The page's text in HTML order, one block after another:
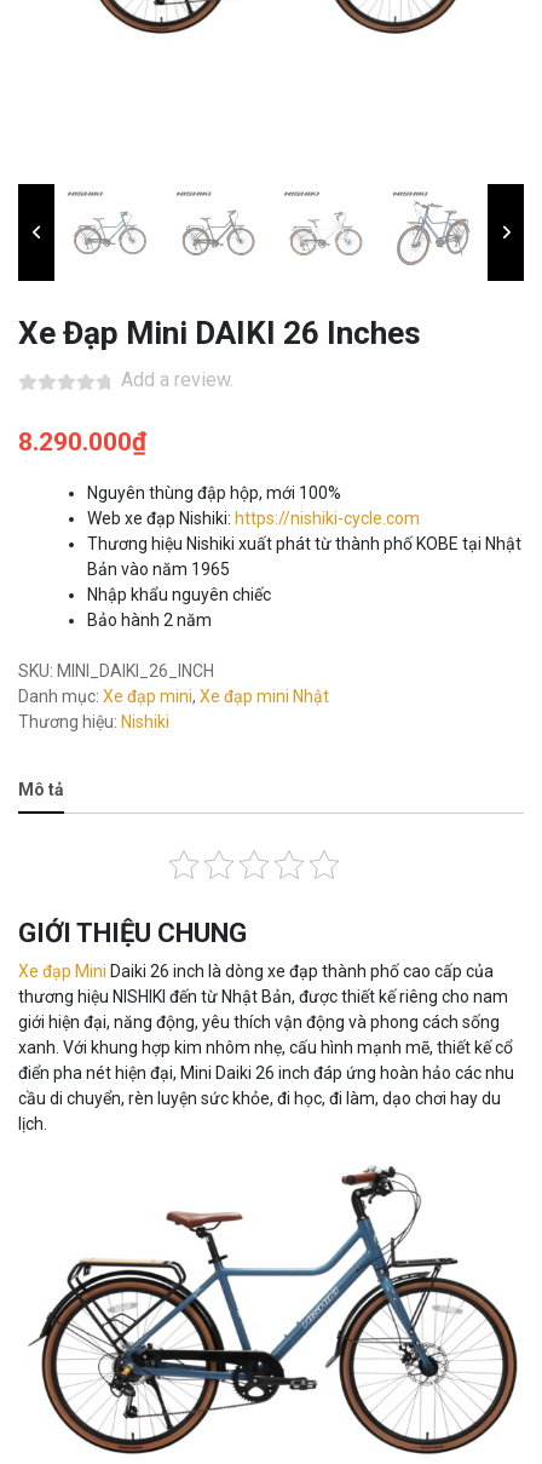
Xe Đạp Mini DAIKI 26 Inches
Add a review.
8.290.000₫
Nguyên thùng đập hộp, mới 100%
Web xe đạp Nishiki: https://nishiki-cycle.com
Thương hiệu Nishiki xuất phát từ thành phố KOBE tại Nhật
Bản vào năm 1965
Nhập khẩu nguyên chiếc
Bảo hành 2 năm
SKU: MINI_DAIKI_26_INCH
Danh mục: Xe đạp mini, Xe đạp mini Nhật
Thương hiệu: Nishiki
Mô tả
GIỚI THIỆU CHUNG
Xe đạp Mini Daiki 26 inch là dòng xe đạp thành phố cao cấp của
thương hiệu NISHIKI đến từ Nhật Bản, được thiết kế riêng cho nam
giới hiện đại, năng động, yêu thích vận động và phong cách sống
xanh. Với khung hợp kim nhôm nhẹ, cấu hình mạnh mẽ, thiết kế cổ
điển pha nét hiện đại, Mini Daiki 26 inch đáp ứng hoàn hảo các nhu
cầu di chuyển, rèn luyện sức khỏe, đi học, đi làm, dạo chơi hay du
lịch.